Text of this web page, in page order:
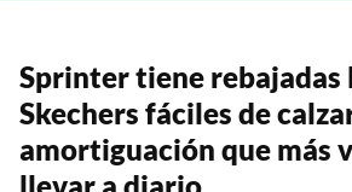
Sprinter tiene rebajadas
Skechers fáciles de
amortiguación que más